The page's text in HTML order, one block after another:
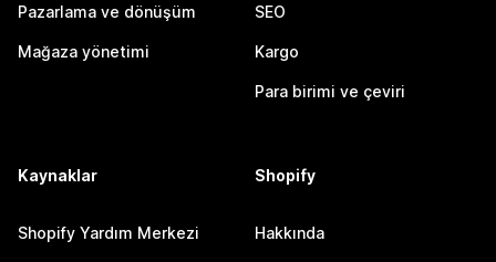
Pazarlama ve dönüşüm
Mağaza yönetimi
SEO
Kargo
Para birimi ve çeviri
Kaynaklar
Shopify Yardım Merkezi
Shopify
Hakkında